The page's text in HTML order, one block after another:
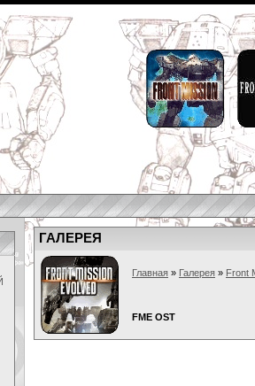
ГАЛЕРЕЯ
Главная » Галерея » Front
FME OST